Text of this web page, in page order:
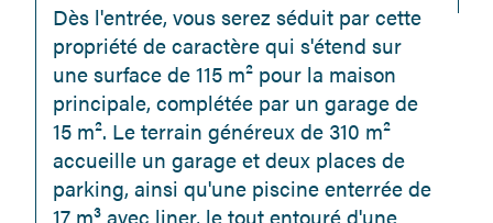
Dès l'entrée, vous serez séduit par cette
propriété de caractère qui s'étend sur
une surface de 115 m² pour la maison
principale, complétée par un garage de
15 m². Le terrain généreux de 310 m²
accueille un garage et deux places de
parking, ainsi qu'une piscine enterrée de
17 m³ avec liner, le tout entouré d'une